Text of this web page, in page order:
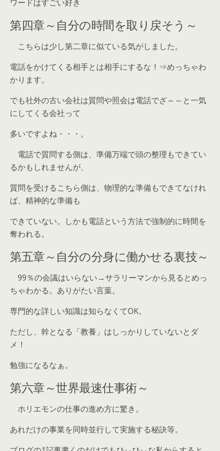
ワードはすごい好き
第四章～自分の時間を取り戻そう～
こちらは少し第二章に似ている気がしました。
電話をかけてくる相手とは相手にするな！⇒めっちゃわ
かります。
でも社外の古い会社は質問や照会は電話でざ～～と一気
にしてくる会社って
多いですよね・・・。
電話で質問する側は、準備万端で頭の整理もできてい
るかもしれませんが、
質問を受けるこちら側は、物理的な準備もできてなけれ
ば、精神的な準備も
できていない。しかも電話という方法で強制的に時間を
奪われる。
第五章～自分の分身に働かせる裏技～
99％の会議はいらない→サラリーマンから見るとめっ
ちゃわかる。ありがたい言葉。
専門的な詳しい知識は知らなくてOK。
ただし、幹となる「教養」はしっかりしていないとダ
メ！
勉強になるなぁ。
第六章～世界最速仕事術～
ホリエモンの仕事の進め方に驚き。
あれだけの事業を同時並行して実施する秘訣等。